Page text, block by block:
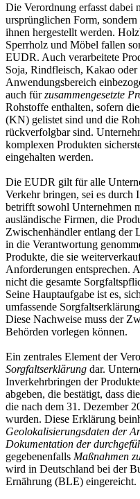
Die Verordnung erfasst dabei
ursprünglichen Form, sondern
ihnen hergestellt werden.
Sperrholz und Möbel fallen
EUDR. Auch verarbeitete
Soja, Rindfleisch, Kakao
Anwendungsbereich
auch fürzusammengesetzte
Rohstoffe enthalten, sofern
(KN) gelistet sind und die
rückverfolgbar sind.
komplexen Produkten
eingehalten werden.
Die EUDR gilt für alle
Verkehr bringen, sei es durch
betrifft sowohl Unternehmen
ausländische Firmen, die
Zwischenhändler entlang der
in die Verantwortung
Produkte, die sie
Anforderungen entsprechen.
nicht die gesamte
Seine Hauptaufgabe ist es,
umfassende
Diese Nachweise muss der
Behörden vorlegen können.
Ein zentrales Element der
Sorgfaltserklärung dar.
Inverkehrbringen der
abgeben, die bestätigt, dass
die nach dem 31. Dezember
wurden. Diese Erklärung
Geolokalisierungsdaten der
Dokumentation der
gegebenenfalls Maßnahmen
wird in Deutschland bei der
Ernährung (BLE) eingereicht.